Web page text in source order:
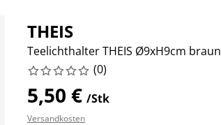
THEIS
Teelichthalter THEIS Ø9xH9cm braun
(0)
5,50 € /Stk
Versandkosten